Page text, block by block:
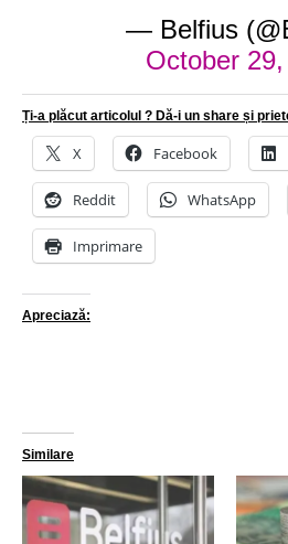
— Belfius
October
Ți-a plăcut articolul ? Dă-i un share și
X Facebook
Reddit WhatsApp
Imprimare
Apreciază:
Similare